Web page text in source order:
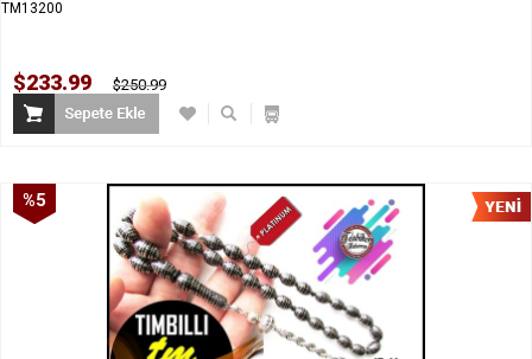
TM13200
$233.99 $250.99
%5